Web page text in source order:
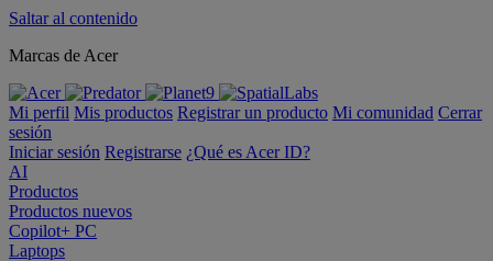
Saltar al contenido
Marcas de Acer
Mi perfil Mis productos Registrar un producto Mi comunidad Cerrar
sesión
Iniciar sesión Registrarse ¿Qué es Acer ID?
AI
Productos
Productos nuevos
Copilot+ PC
Laptops